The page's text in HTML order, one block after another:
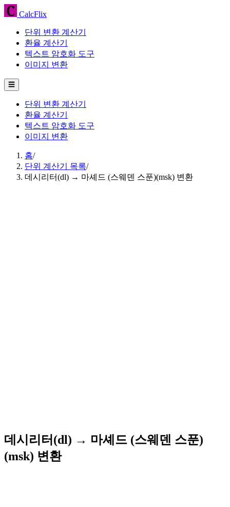
CalcFlix
단위 변환 계산기
환율 계산기
텍스트 암호화 도구
이미지 변환
☰
단위 변환 계산기
환율 계산기
텍스트 암호화 도구
이미지 변환
홈/
단위 계산기 목록/
데시리터(dl) → 마셰드 (스웨덴 스푼)(msk) 변환
데시리터(dl) → 마셰드 (스웨덴 스푼)
(msk) 변환